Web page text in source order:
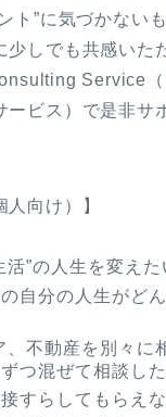
ト”に気づかない
少しでも共感いた
Service（
ービス）で是非サ
人向け）】
”の人生を変えた
自分の人生がど
、不動産を別々に
つ混ぜて相談した
すらしてもらえな